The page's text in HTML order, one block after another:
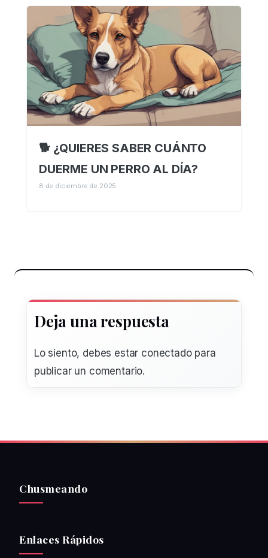
🐕 ¿QUIERES SABER CUÁNTO
DUERME UN PERRO AL DÍA?
8 de diciembre de 2025
Deja una respuesta
Lo siento, debes estar conectadopara
publicar un comentario.
Chusmeando
Enlaces Rápidos